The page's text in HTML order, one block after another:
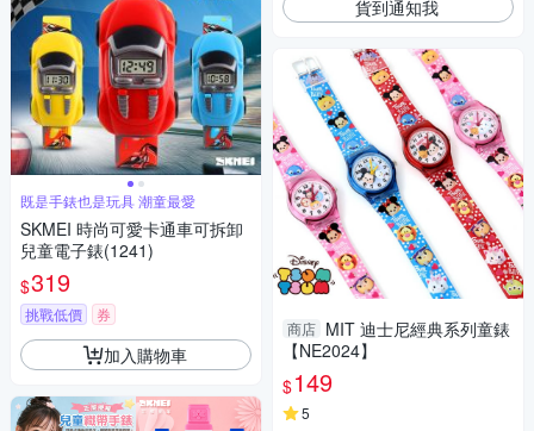
既是手錶也是玩具 潮童最愛
SKMEI 時尚可愛卡通車可拆卸
兒童電子錶(1241)
$319
挑戰低價 券
加入購物車
貨到通知我
商店 MIT 迪士尼經典系列童錶
【NE2024】
$149
5